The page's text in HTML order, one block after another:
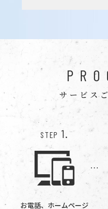
サービス
STEP 1.
お電話、ホームページ